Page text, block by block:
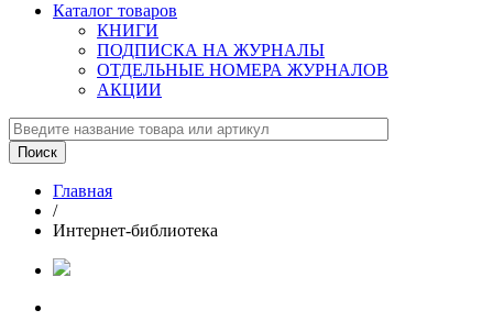
Каталог товаров
КНИГИ
ПОДПИСКА НА ЖУРНАЛЫ
ОТДЕЛЬНЫЕ НОМЕРА ЖУРНАЛОВ
АКЦИИ
Главная
/
Интернет-библиотека